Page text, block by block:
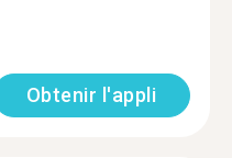
Obtenir l'appli